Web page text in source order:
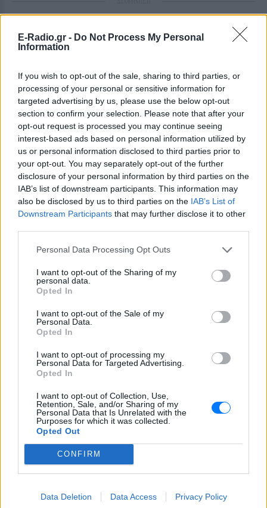
E-Radio.gr - Do Not Process My Personal
Information
If you wish to opt-out of the sale, sharing to third parties, or
processing of your personal or sensitive information for
targeted advertising by us, please use the below opt-out
section to confirm your selection. Please note that after your
opt-out request is processed you may continue seeing
interest-based ads based on personal information utilized by
us or personal information disclosed to third parties prior to
your opt-out. You may separately opt-out of the further
disclosure of your personal information by third parties on the
IAB’s list of downstream participants. This information may
also be disclosed by us to third parties on the IAB’s List of
Downstream Participants that may further disclose it to other
Personal Data Processing Opt Outs
I want to opt-out of the Sharing of my
personal data.
Opted In
I want to opt-out of the Sale of my
Personal Data.
Opted In
I want to opt-out of processing my
Personal Data for Targeted Advertising.
Opted In
I want to opt-out of Collection, Use,
Retention, Sale, and/or Sharing of my
Personal Data that Is Unrelated with the
Purposes for which it was collected.
Opted Out
CONFIRM
Data Deletion Data Access Privacy Policy
Ακολουθήστε το E-Radio.gr στο
Google News
και μάθετε πρώτοι
Για ακόμη περισσότερανέα, μπείτε στηνροή
ειδήσεωντου E-Daily.gr
Ακολουθήστε το E-Radio.gr και στο Instagram